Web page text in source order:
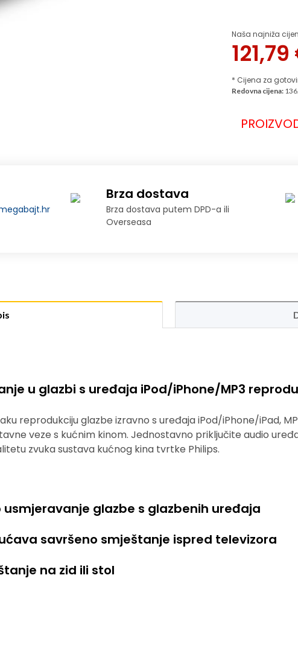
Naša najniža
121,79
* Cijena za
Redovna cijena:
Brza dostava
Brza dostava putem DPD-a ili
Overseasa
u glazbi s uređaja iPod/iPhone/MP3
reprodukciju glazbe izravno s uređaja iPod/iPhone/iPad,
veze s kućnim kinom. Jednostavno priključite audio
zvuka sustava kućnog kina tvrtke Philips.
glazbe s glazbenih uređaja
savršeno smještanje ispred televizora
na zid ili stol